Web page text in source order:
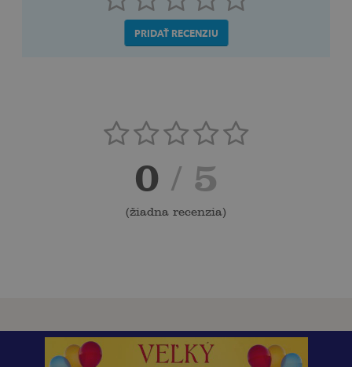
PRIDAŤ RECENZIU
0 / 5
(žiadna recenzia)